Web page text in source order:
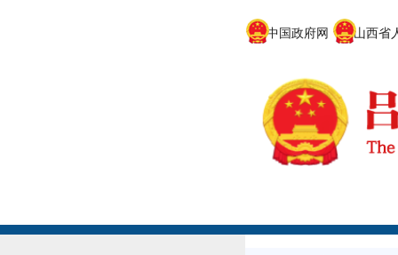
中国政府网 山西省人